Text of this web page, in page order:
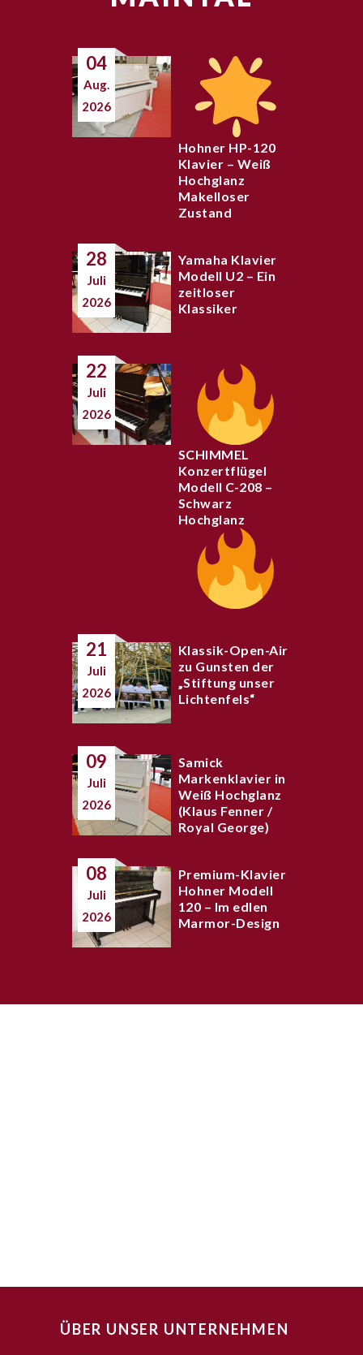
04
Aug.
2026
Hohner HP-120
Klavier – Weiß
Hochglanz
Makelloser
Zustand
28
Juli
2026
Yamaha Klavier
Modell U2 – Ein
zeitloser
Klassiker
22
Juli
2026
SCHIMMEL
Konzertflügel
Modell C-208 –
Schwarz
Hochglanz
21
Juli
2026
Klassik-Open-Air
zu Gunsten der
„Stiftung unser
Lichtenfels“
09
Juli
2026
Samick
Markenklavier in
Weiß Hochglanz
(Klaus Fenner /
Royal George)
08
Juli
2026
Premium-Klavier
Hohner Modell
120 – Im edlen
Marmor-Design
ÜBER UNSER UNTERNEHMEN